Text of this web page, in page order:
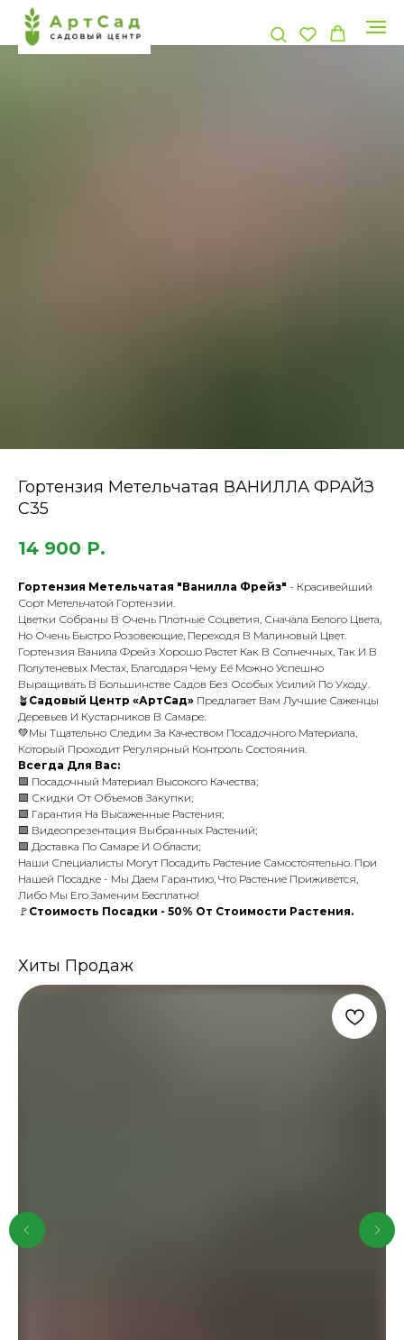
Гортензия Метельчатая ВАНИЛЛА ФРАЙЗ
С35
14 900 Р.
Гортензия Метельчатая "Ванилла Фрейз" - Красивейший
Сорт Метельчатой Гортензии.
Цветки Собраны В Очень Плотные Соцветия, Сначала Белого Цвета,
Но Очень Быстро Розовеющие, Переходя В Малиновый Цвет.
Гортензия Ванила Фрейз Хорошо Растет Как В Солнечных, Так И В
Полутеневых Местах, Благодаря Чему Её Можно Успешно
Выращивать В Большинстве Садов Без Особых Усилий По Уходу.
🪴 Садовый Центр «АртСад» Предлагает Вам Лучшие Саженцы
Деревьев И Кустарников В Самаре.
💚Мы Тщательно Следим За Качеством Посадочного Материала,
Который Проходит Регулярный Контроль Состояния.
Всегда Для Вас:
🟩 Посадочный Материал Высокого Качества;
🟩 Скидки От Объемов Закупки;
🟩 Гарантия На Высаженные Растения;
🟩 Видеопрезентация Выбранных Растений;
🟩 Доставка По Самаре И Области;
Наши Специалисты Могут Посадить Растение Самостоятельно. При
Нашей Посадке - Мы Даем Гарантию, Что Растение Приживется,
Либо Мы Его Заменим Бесплатно!
🚩 Стоимость Посадки - 50% От Стоимости Растения.
Хиты Продаж